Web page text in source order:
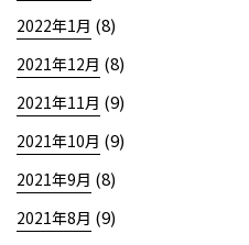
2022年1月 (8)
2021年12月 (8)
2021年11月 (9)
2021年10月 (9)
2021年9月 (8)
2021年8月 (9)